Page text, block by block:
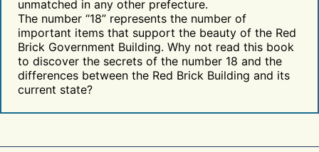
unmatched in any other prefecture.
The number “18” represents the number of
important items that support the beauty of the Red
Brick Government Building. Why not read this book
to discover the secrets of the number 18 and the
differences between the Red Brick Building and its
current state?